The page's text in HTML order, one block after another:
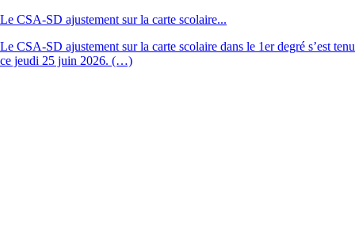
Le CSA-SD ajustement sur la carte scolaire...
Le CSA-SD ajustement sur la carte scolaire dans le 1er degré s’est tenu
ce jeudi 25 juin 2026. (…)